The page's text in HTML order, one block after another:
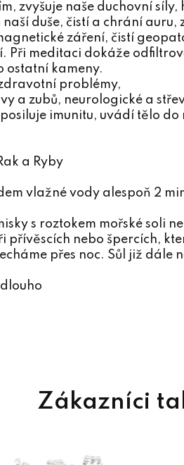
zvyšuje naše duchovní síly,
duše, čistí a chrání auru,
záření, čistí
Při meditaci dokáže
ostatní kameny.
problémy,
a zubů, neurologické a
imunitu, uvádí tělo do
a Ryby
vlažné vody alespoň 2
s roztokem mořské soli
přívěscích nebo špercích,
přes noc. Sůl již dále